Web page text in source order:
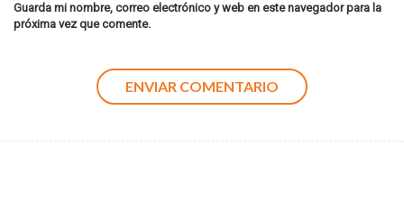
Guarda mi nombre, correo electrónico y web en este navegador para la
próxima vez que comente.